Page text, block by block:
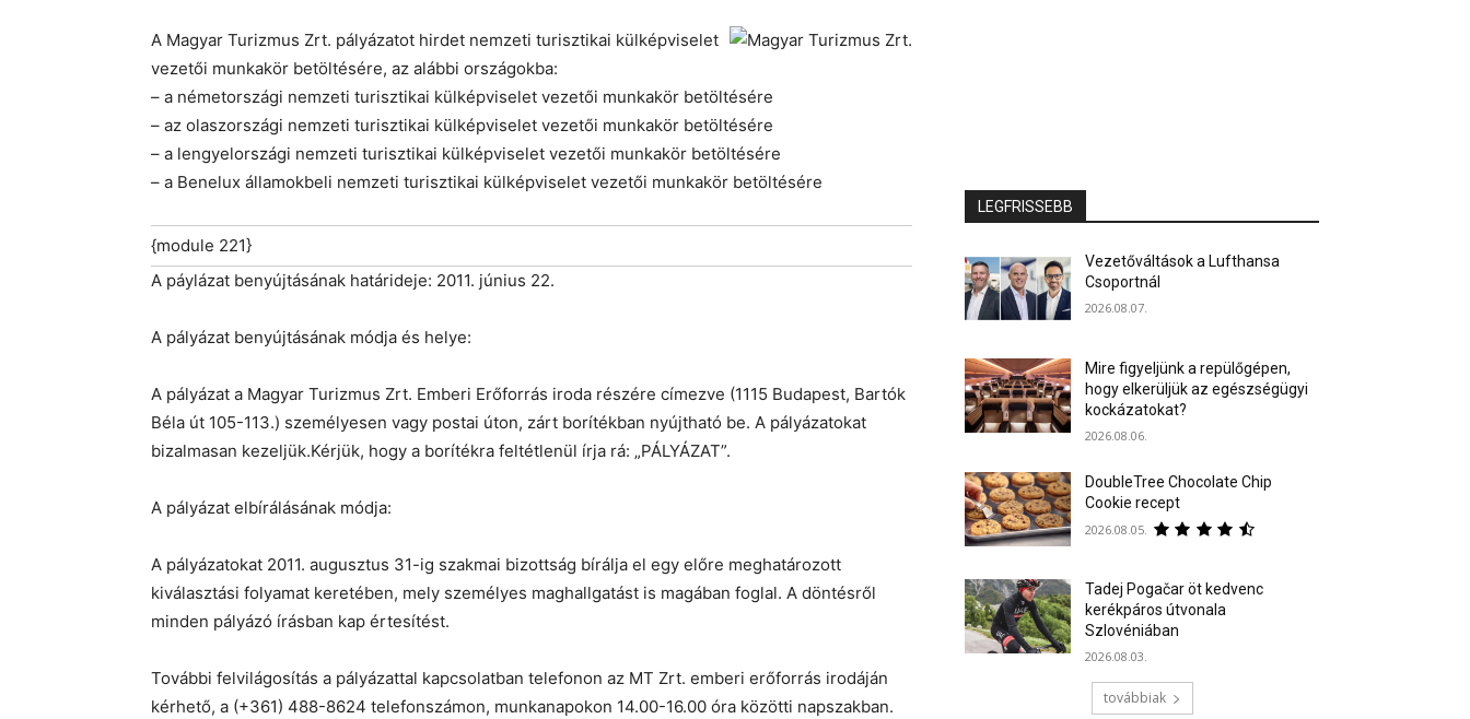
A Magyar Turizmus Zrt. pályázatot hirdet nemzeti turisztikai külképviselet
vezetői munkakör betöltésére, az alábbi országokba:
– a németországi nemzeti turisztikai külképviselet vezetői munkakör betöltésére
– az olaszországi nemzeti turisztikai külképviselet vezetői munkakör betöltésére
– a lengyelországi nemzeti turisztikai külképviselet vezetői munkakör betöltésére
– a Benelux államokbeli nemzeti turisztikai külképviselet vezetői munkakör betöltésére
{module 221}
A páylázat benyújtásának határideje: 2011. június 22.
A pályázat benyújtásának módja és helye:
A pályázat a Magyar Turizmus Zrt. Emberi Erőforrás iroda részére címezve (1115 Budapest, Bartók
Béla út 105-113.) személyesen vagy postai úton, zárt borítékban nyújtható be. A pályázatokat
bizalmasan kezeljük.Kérjük, hogy a borítékra feltétlenül írja rá: „PÁLYÁZAT”.
A pályázat elbírálásának módja:
A pályázatokat 2011. augusztus 31-ig szakmai bizottság bírálja el egy előre meghatározott
kiválasztási folyamat keretében, mely személyes maghallgatást is magában foglal. A döntésről
minden pályázó írásban kap értesítést.
További felvilágosítás a pályázattal kapcsolatban telefonon az MT Zrt. emberi erőforrás irodáján
kérhető, a (+361) 488-8624 telefonszámon, munkanapokon 14.00-16.00 óra közötti napszakban.
LEGFRISSEBB
Vezetőváltások a Lufthansa
Csoportnál
2026.08.07.
Mire figyeljünk a repülőgépen,
hogy elkerüljük az egészségügyi
kockázatokat?
2026.08.06.
DoubleTree Chocolate Chip
Cookie recept
2026.08.05.
Tadej Pogačar öt kedvenc
kerékpáros útvonala
Szlovéniában
2026.08.03.
továbbiak